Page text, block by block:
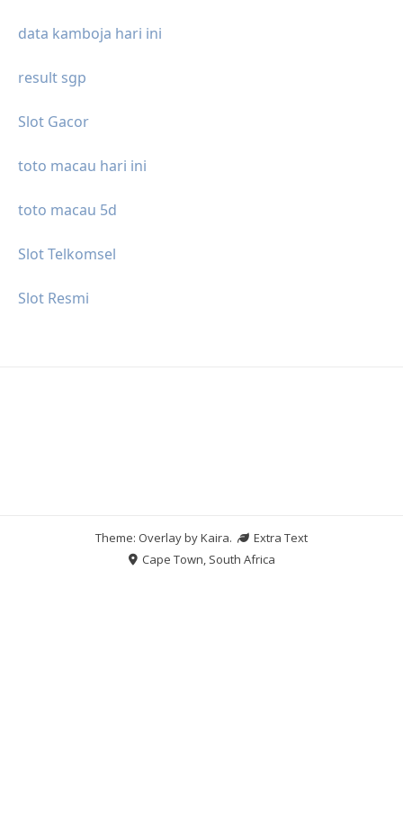
data kamboja hari ini
result sgp
Slot Gacor
toto macau hari ini
toto macau 5d
Slot Telkomsel
Slot Resmi
Theme: Overlay byKaira.
Extra Text
Cape Town, South Africa